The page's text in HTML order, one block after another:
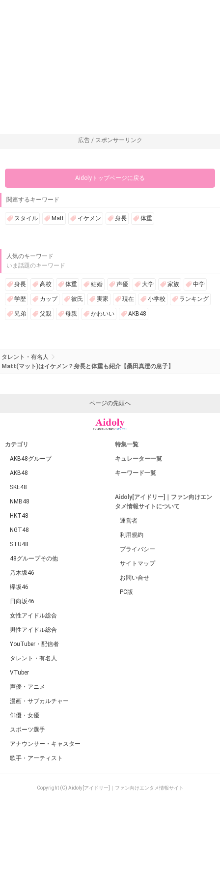
広告 / スポンサーリンク
Aidolyトップページに戻る
関連するキーワード
スタイル Matt イケメン 身長 体重
人気のキーワード
いま話題のキーワード
身長 高校 体重 結婚 声優 大学 家族 中学
学歴 カップ 彼氏 実家 現在 小学校 ランキング
兄弟 父親 母親 かわいい AKB48
タレント・有名人
Matt(マット)はイケメン？身長と体重も紹介【桑田真澄の息子】
ページの先頭へ
カテゴリ
AKB48グループ
AKB48
SKE48
NMB48
HKT48
NGT48
STU48
48グループその他
乃木坂46
欅坂46
日向坂46
女性アイドル総合
男性アイドル総合
YouTuber・配信者
タレント・有名人
VTuber
声優・アニメ
漫画・サブカルチャー
俳優・女優
スポーツ選手
アナウンサー・キャスター
歌手・アーティスト
特集一覧
キュレーター一覧
キーワード一覧
Aidoly[アイドリー]｜ファン向けエン
タメ情報サイトについて
運営者
利用規約
プライバシー
サイトマップ
お問い合せ
PC版
Copyright (C) Aidoly[アイドリー]｜ファン向けエンタメ情報サイト